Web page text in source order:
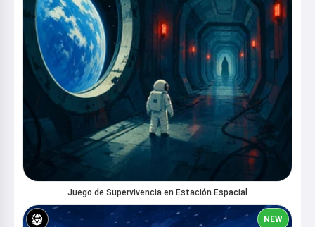
Juego de Supervivencia en Estación Espacial
NEW